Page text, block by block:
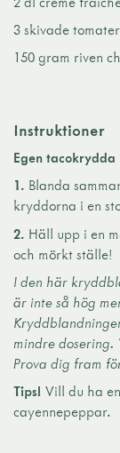
3 skivade tomater
150 gram riven
Instruktioner
Egen tacokrydda
1. Blanda
kryddorna i en
2. Häll upp i en
och mörkt ställe!
I den här
är inte så hög
mindre dosering.
Prova dig fram
Tips! Vill du ha
cayennepeppar.